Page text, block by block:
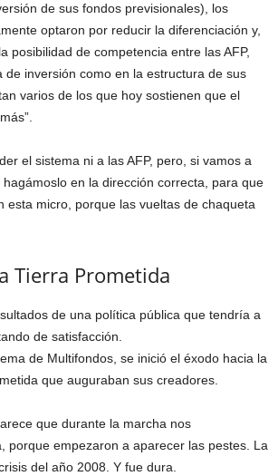
de sus fondos previsionales), los
optaron por reducir la diferenciación y,
posibilidad de competencia entre las AFP,
de inversión como en la estructura de sus
varios de los que hoy sostienen que el
el sistema ni a las AFP, pero, si vamos a
en la dirección correcta, para que
esta micro, porque las vueltas de chaqueta
Tierra Prometida
de una política pública que tendría a
de satisfacción.
de Multifondos, se inició el éxodo hacia la
que auguraban sus creadores.
que durante la marcha nos
porque empezaron a aparecer las pestes. La
del año 2008. Y fue dura.